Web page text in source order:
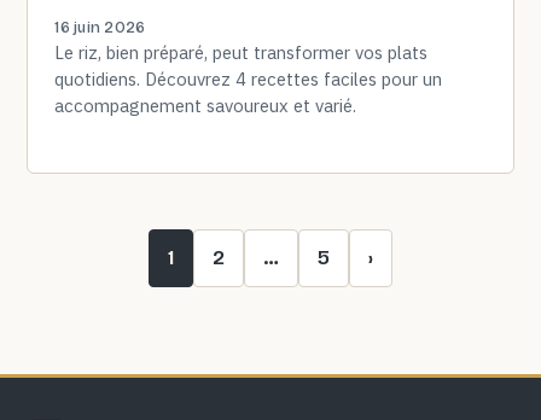
16 juin 2026
Le riz, bien préparé, peut transformer vos plats
quotidiens. Découvrez 4 recettes faciles pour un
accompagnement savoureux et varié.
1 2 … 5 ›